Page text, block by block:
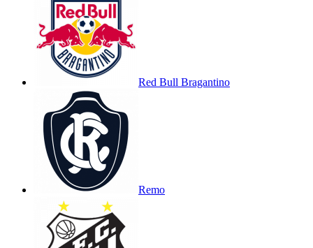
Red Bull Bragantino
Remo